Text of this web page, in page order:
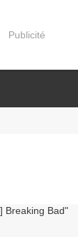
Publicité